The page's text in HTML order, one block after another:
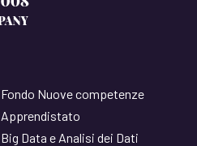
Fondo Nuove competenze
Apprendistato
Big Data e Analisi dei Dati